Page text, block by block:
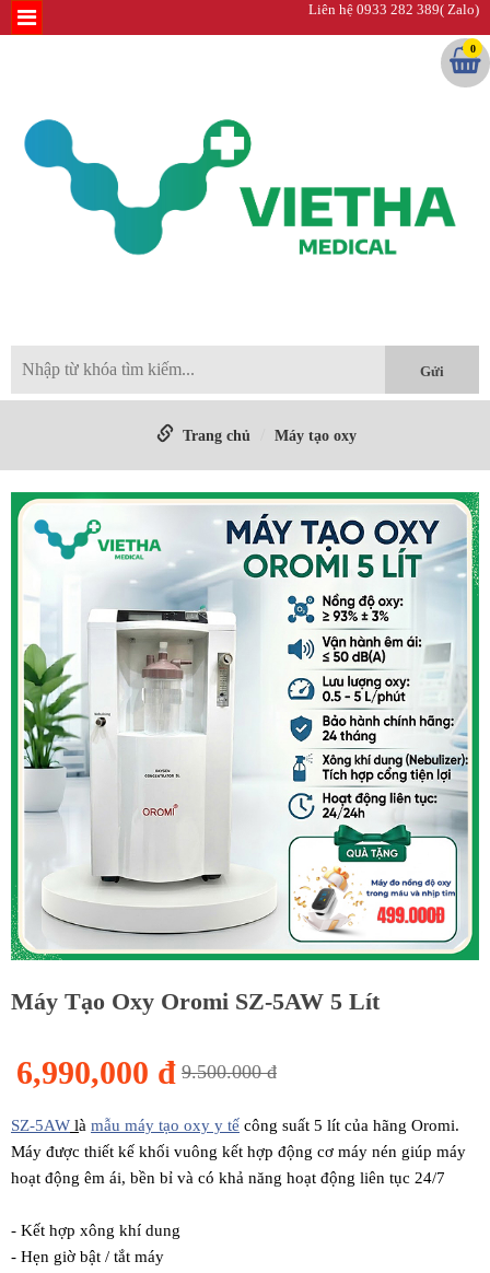
Liên hệ 0933 282 389( Zalo)
0
Trang chủ Máy tạo oxy
Máy Tạo Oxy Oromi SZ-5AW 5 Lít
6,990,000 đ 9.500.000 đ
SZ-5AW là mẫu máy tạo oxy y tế công suất 5 lít của hãng Oromi.
Máy được thiết kế khối vuông kết hợp động cơ máy nén giúp máy
hoạt động êm ái, bền bỉ và có khả năng hoạt động liên tục 24/7
- Kết hợp xông khí dung
- Hẹn giờ bật / tắt máy